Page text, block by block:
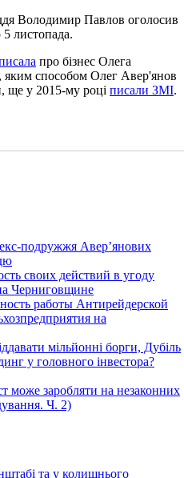
Володимир Павлов оголосив
5 листопада.
про бізнес Олега
яким способом Олег Авер'янов
ще у 2015-му році писали ЗМІ.
подружжя Авер’янових
своих действий в угоду
Черниговщине
работы Антирейдерской
на
мільйонні борги, Дубіль
у головного інвестора?
може заробляти на незаконних
Ч. 2)
та у колишнього